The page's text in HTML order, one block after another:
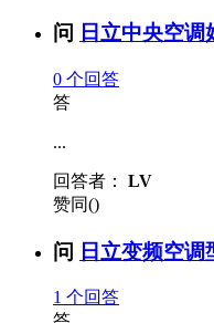
问 日立中央空
0 个回答
答
...
回答者：
LV
赞同()
问 日立变频空
1 个回答